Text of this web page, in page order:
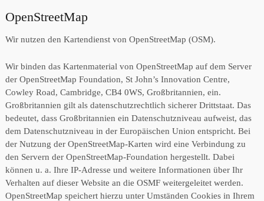
OpenStreetMap
Wir nutzen den Kartendienst von OpenStreetMap (OSM).
Wir binden das Kartenmaterial von OpenStreetMap auf dem Server
der OpenStreetMap Foundation, St John’s Innovation Centre,
Cowley Road, Cambridge, CB4 0WS, Großbritannien, ein.
Großbritannien gilt als datenschutzrechtlich sicherer Drittstaat. Das
bedeutet, dass Großbritannien ein Datenschutzniveau aufweist, das
dem Datenschutzniveau in der Europäischen Union entspricht. Bei
der Nutzung der OpenStreetMap-Karten wird eine Verbindung zu
den Servern der OpenStreetMap-Foundation hergestellt. Dabei
können u. a. Ihre IP-Adresse und weitere Informationen über Ihr
Verhalten auf dieser Website an die OSMF weitergeleitet werden.
OpenStreetMap speichert hierzu unter Umständen Cookies in Ihrem